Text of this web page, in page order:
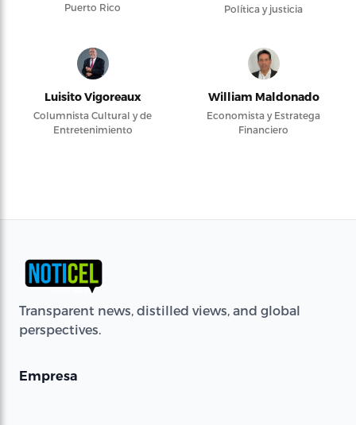
Puerto Rico
Política y justicia
Luisito Vigoreaux
Columnista Cultural y de
Entretenimiento
William Maldonado
Economista y Estratega
Financiero
Transparent news, distilled views, and global
perspectives.
Empresa